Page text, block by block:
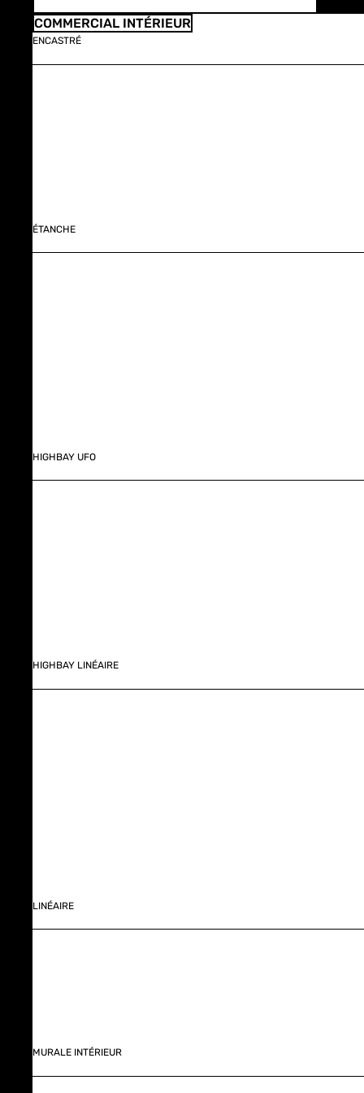
COMMERCIAL INTÉRIEUR
ENCASTRÉ
ÉTANCHE
HIGHBAY UFO
HIGHBAY LINÉAIRE
LINÉAIRE
MURALE INTÉRIEUR